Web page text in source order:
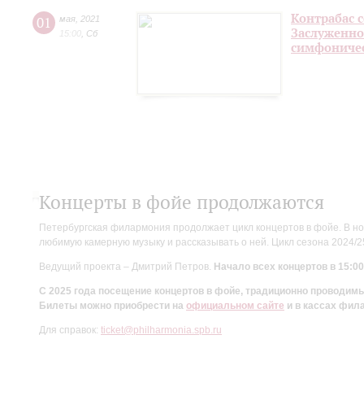
01 мая 2021
15:00 Сб
Контрабас
Концерты в фойе продолжаются
Петербургская филармония продолжает цикл концертов в фойе. В
любимую камерную музыку и рассказывать о ней. Цикл сезона
Ведущий проекта – Дмитрий Петров. Начало всех концертов в
С 2025 года посещение концертов в фойе, традиционно
Билеты можно приобрести на официальном сайте и в кассах
Для справок: ticket@philharmonia.spb.ru